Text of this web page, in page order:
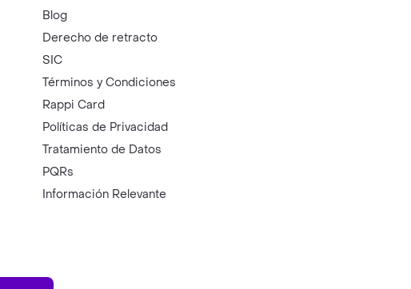
Blog
Derecho de retracto
SIC
Términos y Condiciones
Rappi Card
Políticas de Privacidad
Tratamiento de Datos
PQRs
Información Relevante
AppGallery